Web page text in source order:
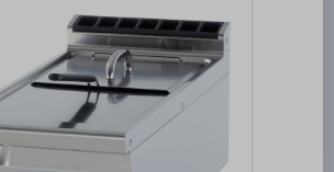
Nerezové Materiál: Nerez Typ
desky: Prolisovaná - komfor